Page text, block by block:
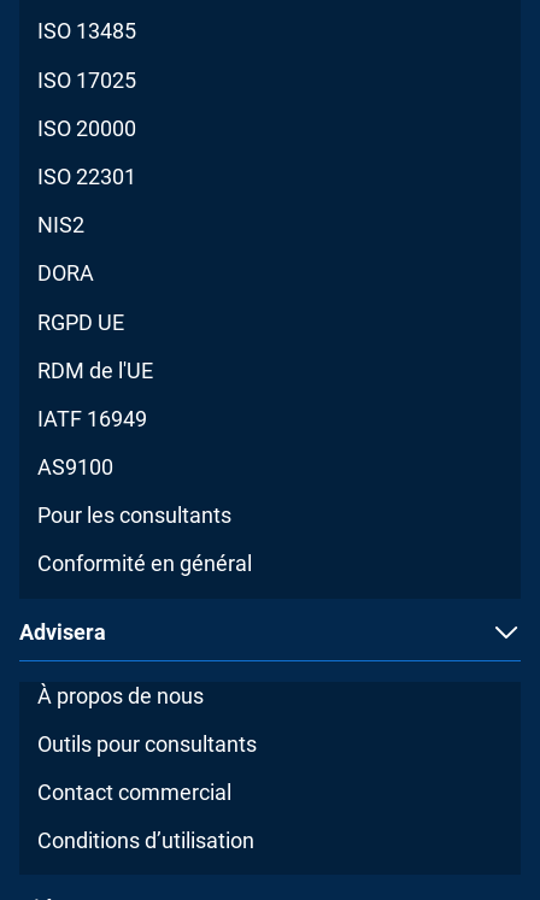
ISO 13485
ISO 17025
ISO 20000
ISO 22301
NIS2
DORA
RGPD UE
RDM de l'UE
IATF 16949
AS9100
Pour les consultants
Conformité en général
Advisera
À propos de nous
Outils pour consultants
Contact commercial
Conditions d’utilisation